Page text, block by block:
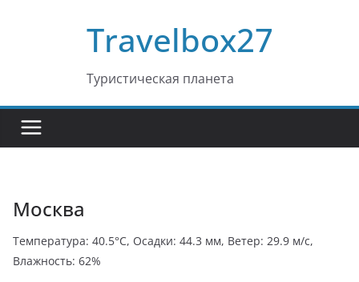
Travelbox27
Туристическая планета
Москва
Температура: 40.5°C, Осадки: 44.3 мм, Ветер: 29.9 м/с,
Влажность: 62%